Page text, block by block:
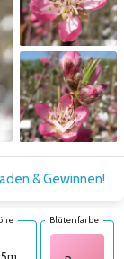
nächsten Bild
Zum nächsten Bild
& Gewinnen!
Blütenfarbe